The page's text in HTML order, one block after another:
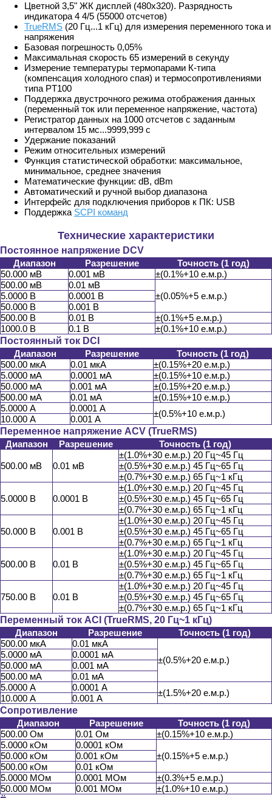
Цветной 3,5" ЖК дисплей (480х320). Разрядность
индикатора 4 4/5 (55000 отсчетов)
TrueRMS (20 Гц...1 кГц) для измерения переменного тока и
напряжения
Базовая погрешность 0,05%
Максимальная скорость 65 измерений в секунду
Измерение температуры термопарами К-типа
(компенсация холодного спая) и термосопротивлениями
типа PT100
Поддержка двустрочного режима отображения данных
(переменный ток или переменное напряжение, частота)
Регистратор данных на 1000 отсчетов с заданным
интервалом 15 мс...9999,999 с
Удержание показаний
Режим относительных измерений
Функция статистической обработки: максимальное,
минимальное, среднее значения
Математические функции: dB, dBm
Автоматический и ручной выбор диапазона
Интерфейс для подключения приборов к ПК: USB
Поддержка SCPI команд
Технические характеристики
Постоянное напряжение DCV
Диапазон
Разрешение
Точность (1 год)
50.000 мВ
0.001 мВ
±(0.1%+10 е.м.р.)
500.00 мВ
0.01 мВ
±(0.05%+5 е.м.р.)
5.0000 В
0.0001 В
50.000 В
0.001 В
500.00 В
0.01 В
±(0.1%+5 е.м.р.)
1000.0 В
0.1 В
±(0.1%+10 е.м.р.)
Постоянный ток DCI
Диапазон
Разрешение
Точность (1 год)
500.00 мкА
0.01 мкА
±(0.15%+20 е.м.р.)
5.0000 мА
0.0001 мА
±(0.15%+10 е.м.р.)
50.000 мА
0.001 мА
±(0.15%+20 е.м.р.)
500.00 мА
0.01 мА
±(0.15%+10 е.м.р.)
5.0000 А
0.0001 А
±(0.5%+10 е.м.р.)
10.000 А
0.001 А
Переменное напряжение ACV (TrueRMS)
Диапазон
Разрешение Точность (1 год)
500.00 мВ 0.01 мВ
±(1.0%+30 е.м.р.) 20 Гц~45 Гц
±(0.5%+30 е.м.р.) 45 Гц~65 Гц
±(0.7%+30 е.м.р.) 65 Гц~1 кГц
5.0000 В 0.0001 В
±(1.0%+30 е.м.р.) 20 Гц~45 Гц
±(0.5%+30 е.м.р.) 45 Гц~65 Гц
±(0.7%+30 е.м.р.) 65 Гц~1 кГц
50.000 В 0.001 В
±(1.0%+30 е.м.р.) 20 Гц~45 Гц
±(0.5%+30 е.м.р.) 45 Гц~65 Гц
±(0.7%+30 е.м.р.) 65 Гц~1 кГц
500.00 В 0.01 В
±(1.0%+30 е.м.р.) 20 Гц~45 Гц
±(0.5%+30 е.м.р.) 45 Гц~65 Гц
±(0.7%+30 е.м.р.) 65 Гц~1 кГц
750.00 В 0.01 В
±(1.0%+30 е.м.р.) 20 Гц~45 Гц
±(0.5%+30 е.м.р.) 45 Гц~65 Гц
±(0.7%+30 е.м.р.) 65 Гц~1 кГц
Переменный ток ACI (TrueRMS, 20 Гц~1 кГц)
Диапазон
Разрешение
Точность (1 год)
500.00 мкА
0.01 мкА
±(0.5%+20 е.м.р.)
5.0000 мА
0.0001 мА
50.000 мА
0.001 мА
500.00 мА
0.01 мА
5.0000 А
0.0001 А
±(1.5%+20 е.м.р.)
10.000 А
0.001 А
Сопротивление
Диапазон
Разрешение
Точность (1 год)
500.00 Ом
0.01 Ом
±(0.15%+10 е.м.р.)
5.0000 кОм
0.0001 кОм
±(0.15%+5 е.м.р.)
50.000 кОм
0.001 кОм
500.00 кОм
0.01 кОм
5.0000 МОм
0.0001 МОм
±(0.3%+5 е.м.р.)
50.000 МОм
0.001 МОм
±(1.0%+10 е.м.р.)